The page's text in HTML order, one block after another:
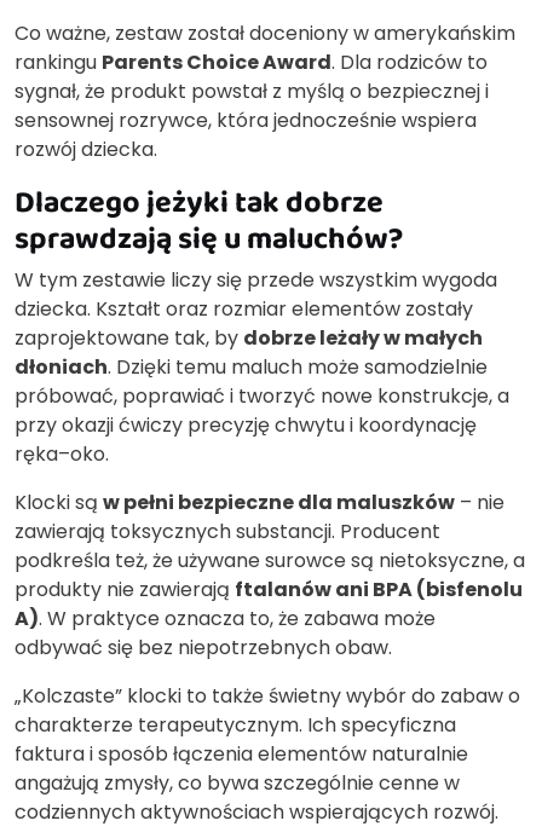
Co ważne, zestaw został doceniony w amerykańskim
rankingu Parents Choice Award. Dla rodziców to
sygnał, że produkt powstał z myślą o bezpiecznej i
sensownej rozrywce, która jednocześnie wspiera
rozwój dziecka.
Dlaczego jeżyki tak dobrze
sprawdzają się u maluchów?
W tym zestawie liczy się przede wszystkim wygoda
dziecka. Kształt oraz rozmiar elementów zostały
zaprojektowane tak, by dobrze leżały w małych
dłoniach. Dzięki temu maluch może samodzielnie
próbować, poprawiać i tworzyć nowe konstrukcje, a
przy okazji ćwiczy precyzję chwytu i koordynację
ręka–oko.
Klocki są w pełni bezpieczne dla maluszków – nie
zawierają toksycznych substancji. Producent
podkreśla też, że używane surowce są nietoksyczne, a
produkty nie zawierają ftalanów ani BPA (bisfenolu
A). W praktyce oznacza to, że zabawa może
odbywać się bez niepotrzebnych obaw.
„Kolczaste” klocki to także świetny wybór do zabaw o
charakterze terapeutycznym. Ich specyficzna
faktura i sposób łączenia elementów naturalnie
angażują zmysły, co bywa szczególnie cenne w
codziennych aktywnościach wspierających rozwój.